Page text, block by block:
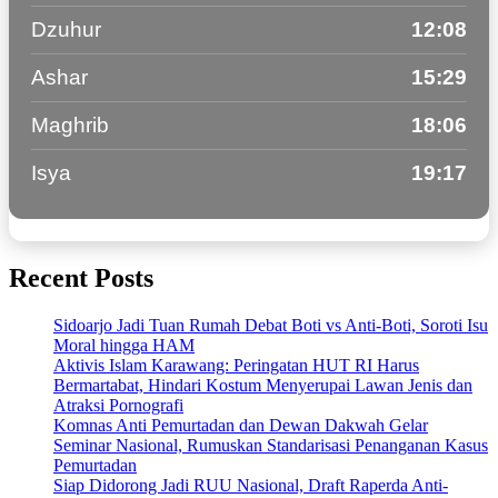
Dzuhur 12:08
Ashar 15:29
Maghrib 18:06
Isya 19:17
Recent Posts
Sidoarjo Jadi Tuan Rumah Debat Boti vs Anti-Boti, Soroti Isu
Moral hingga HAM
Aktivis Islam Karawang: Peringatan HUT RI Harus
Bermartabat, Hindari Kostum Menyerupai Lawan Jenis dan
Atraksi Pornografi
Komnas Anti Pemurtadan dan Dewan Dakwah Gelar
Seminar Nasional, Rumuskan Standarisasi Penanganan Kasus
Pemurtadan
Siap Didorong Jadi RUU Nasional, Draft Raperda Anti-